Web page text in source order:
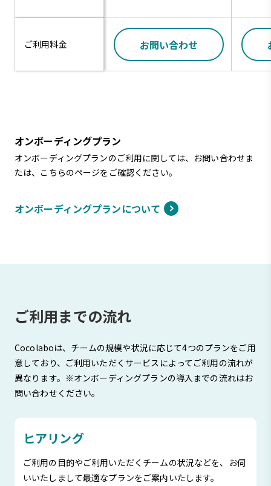
ご利用料金 お問い合わせ
オンボーディングプラン
オンボーディングプランのご利用に関しては、お問い合わせま
たは、こちらのページをご確認ください。
オンボーディングプランについて
ご利用までの流れ
Cocolaboは、チームの規模や状況に応じて4つのプランをご用
意しており、ご利用いただくサービスによってご利用の流れが
異なります。※オンボーディングプランの導入までの流れはお
問い合わせください。
ヒアリング
ご利用の目的やご利用いただくチームの状況などを、お伺
いいたしまして最適なプランをご案内いたします。